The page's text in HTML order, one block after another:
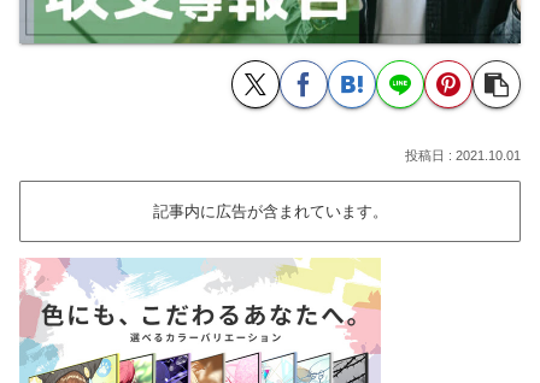
2021.10.01
記事内に広告が含まれています。